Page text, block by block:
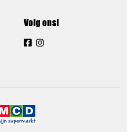
Volg ons!
Facebook